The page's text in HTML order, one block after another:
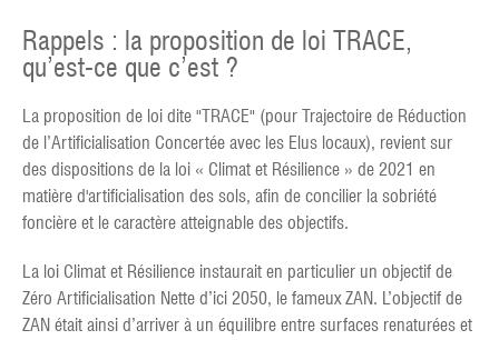
Rappels : la proposition de loi TRACE,
qu’est-ce que c’est ?
La proposition de loi dite "TRACE" (pour Trajectoire de Réduction
de l’Artificialisation Concertée avec les Elus locaux), revient sur
des dispositions de la loi « Climat et Résilience » de 2021 en
matière d'artificialisation des sols, afin de concilier la sobriété
foncière et le caractère atteignable des objectifs.
La loi Climat et Résilience instaurait en particulier un objectif de
Zéro Artificialisation Nette d’ici 2050, le fameux ZAN. L’objectif de
ZAN était ainsi d’arriver à un équilibre entre surfaces renaturées et